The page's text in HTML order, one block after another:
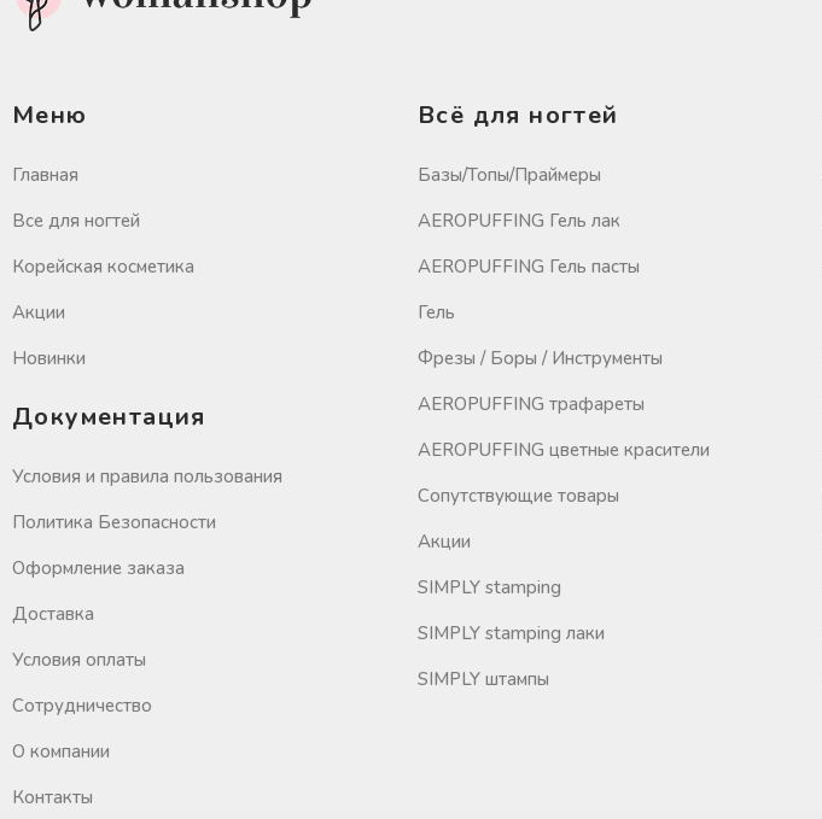
Меню
Главная
Все для ногтей
Корейская косметика
Акции
Новинки
Документация
Условия и правила пользования
Политика Безопасности
Оформление заказа
Доставка
Условия оплаты
Сотрудничество
О компании
Контакты
Всё для ногтей
Базы/Топы/Праймеры
AEROPUFFING Гель лак
AEROPUFFING Гель пасты
Гель
Фрезы / Боры / Инструменты
AEROPUFFING трафареты
AEROPUFFING цветные красители
Сопутствующие товары
Акции
SIMPLY stamping
SIMPLY stamping лаки
SIMPLY штампы